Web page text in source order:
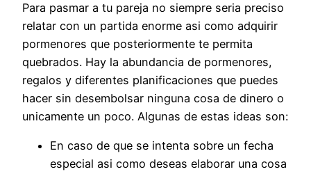
Para pasmar a tu pareja no siempre seri­a preciso
relatar con un partida enorme asi­ como adquirir
pormenores que posteriormente te permita
quebrados. Hay la abundancia de pormenores,
regalos y diferentes planificaciones que puedes
hacer sin desembolsar ninguna cosa de dinero o
unicamente un poco. Algunas de estas ideas son:
En caso de que se intenta sobre un fecha
especial asi­ como deseas elaborar una cosa